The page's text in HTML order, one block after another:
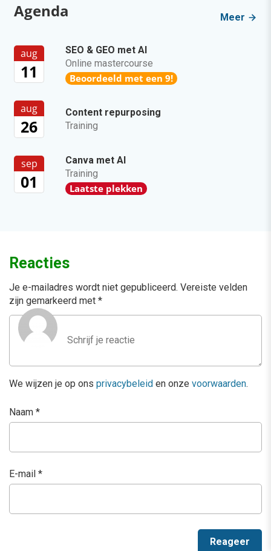
Agenda Meer
aug
11
SEO & GEO met AI
Online mastercourse
Beoordeeld met een 9!
aug
26
Content repurposing
Training
sep
01
Canva met AI
Training
Laatste plekken
Reacties
Je e-mailadres wordt niet gepubliceerd. Vereiste velden
zijn gemarkeerd met *
We wijzen je op ons privacybeleid en onze voorwaarden.
Naam *
E-mail *